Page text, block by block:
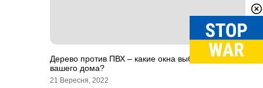
Дерево против ПВХ – какие окна выбрать для
вашего дома?
21 Вересня, 2022